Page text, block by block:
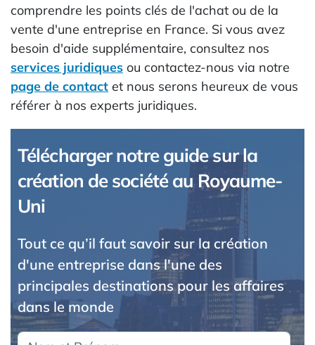
comprendre les points clés de l'achat ou de la
vente d'une entreprise en France. Si vous avez
besoin d'aide supplémentaire, consultez nos
services juridiques ou contactez-nous via notre
page de contact et nous serons heureux de vous
référer à nos experts juridiques.
Télécharger notre guide sur la
création de société au Royaume-
Uni
Tout ce qu’il faut savoir sur la création
d'une entreprise dans l'une des
principales destinations pour les affaires
dans le monde